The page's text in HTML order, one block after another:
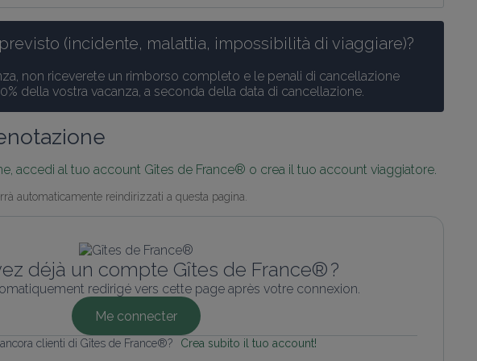
(incidente, malattia, impossibilità di viaggiare)?
non riceverete un rimborso completo e le penali di cancellazione
della vostra vacanza, a seconda della data di cancellazione.
accedi al tuo account Gîtes de France® o crea il tuo account viaggiatore.
automaticamente reindirizzati a questa pagina.
déjà un compte Gîtes de France® ?
redirigé vers cette page après votre connexion.
Me connecter
clienti di Gîtes de France®? Crea subito il tuo account!